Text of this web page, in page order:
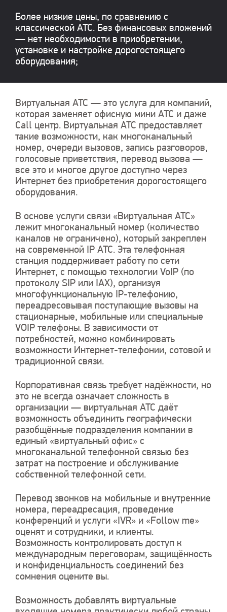
Более низкие цены, по сравнению с
классической АТС. Без финансовых вложений
— нет необходимости в приобретении,
установке и настройке дорогостоящего
оборудования;
Виртуальная АТС — это услуга для компаний,
которая заменяет офисную мини АТС и даже
Call центр. Виртуальная АТС предоставляет
такие возможности, как многоканальный
номер, очереди вызовов, запись разговоров,
голосовые приветствия, перевод вызова —
все это и многое другое доступно через
Интернет без приобретения дорогостоящего
оборудования.
В основе услуги связи «Виртуальная АТС»
лежит многоканальный номер (количество
каналов не ограничено), который закреплен
на современной IP АТС. Эта телефонная
станция поддерживает работу по сети
Интернет, с помощью технологии VoIP (по
протоколу SIP или IAX), организуя
многофункциональную IP-телефонию,
переадресовывая поступающие вызовы на
стационарные, мобильные или специальные
VOIP телефоны. В зависимости от
потребностей, можно комбинировать
возможности Интернет-телефонии, сотовой и
традиционной связи.
Корпоративная связь требует надёжности, но
это не всегда означает сложность в
организации — виртуальная АТС даёт
возможность объединить географически
разобщённые подразделения компании в
единый «виртуальный офис» с
многоканальной телефонной связью без
затрат на построение и обслуживание
собственной телефонной сети.
Перевод звонков на мобильные и внутренние
номера, переадресация, проведение
конференций и услуги «IVR» и «Follow me»
оценят и сотрудники, и клиенты.
Возможность контролировать доступ к
международным переговорам, защищённость
и конфиденциальность соединений без
сомнения оцените вы.
Возможность добавлять виртуальные